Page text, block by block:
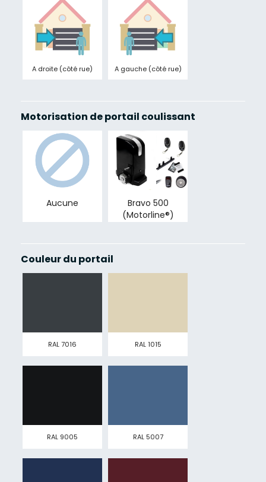
A droite (côté rue) A gauche (côté rue)
Motorisation de portail coulissant
Aucune
Bravo 500
(Motorline®)
Couleur du portail
RAL 7016 RAL 1015
RAL 9005 RAL 5007